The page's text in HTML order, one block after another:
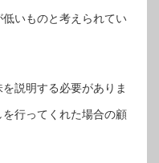
いものと考えられてい
説明する必要がありま
行ってくれた場合の顧